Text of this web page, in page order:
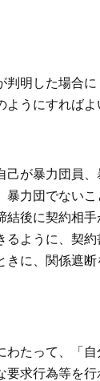
明した場合
うにすればよ
が暴力団員
力団でないこ
後に契約相
ように、契
に、関係遮
たって、「
求行為等を